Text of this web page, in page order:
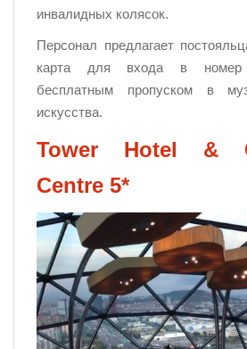
инвалидных колясок.
Персонал предлагает
карта для входа в номер
бесплатным пропуском в
искусства.
Tower Hotel &
Centre 5*